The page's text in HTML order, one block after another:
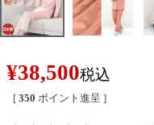
¥38,500税込
[ 350 ポイント進呈 ]